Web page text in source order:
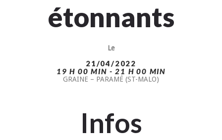
étonnants
Le
21/04/2022
19 H 00 MIN - 21 H 00 MIN
GRAINE – PARAMÉ (ST-MALO)
Infos